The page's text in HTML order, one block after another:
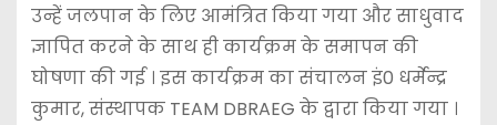
उन्हें जलपान के लिए आमंत्रित किया गया और साधुवाद
ज्ञापित करने के साथ ही कार्यक्रम के समापन की
घोषणा की गई । इस कार्यक्रम का संचालन इं0 धर्मेन्द्र
कुमार, संस्थापक TEAM DBRAEG के द्वारा किया गया ।